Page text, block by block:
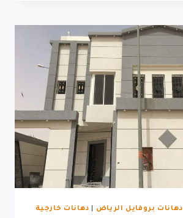
دهانات بروفايل الرياض دهانات خارجية